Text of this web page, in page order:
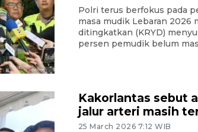
Polri terus berfokus pada
masa mudik Lebaran 2026
ditingkatkan (KRYD)
persen pemudik belum
Kakorlantas sebut
jalur arteri masih
25 March 2026 7:12 WIB